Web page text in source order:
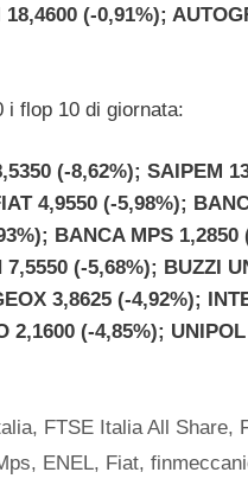
18,4600 (-0,91%);
i flop 10 di giornata:
(-8,62%); SAIPEM
4,9550 (-5,98%);
BANCA MPS 1,2850
7,5550 (-5,68%); BUZZI
3,8625 (-4,92%);
2,1600 (-4,85%);
, FTSE Italia All Share,
, ENEL, Fiat,